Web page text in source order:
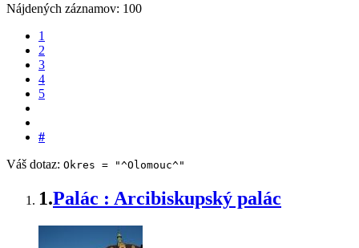
Nájdených záznamov: 100
1
2
3
4
5
#
Váš dotaz: Okres = "^Olomouc^"
1.Palác : Arcibiskupský palác